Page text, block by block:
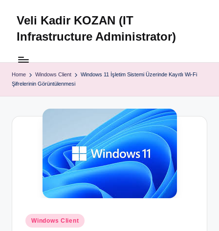
Veli Kadir KOZAN (IT
Infrastructure Administrator)
Home Windows Client
Windows 11 İşletim Sistemi Üzerinde Kayıtlı Wi-Fi
Şifrelerinin Görüntülenmesi
Posted
in
Windows Client